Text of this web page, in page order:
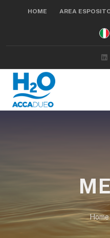
HOME AREA
Home